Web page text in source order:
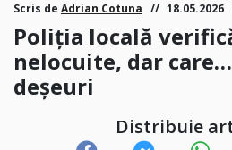
Scris de Adrian Cotuna 18.05.2026
Poliția locală
nelocuite, dar
deșeuri
Distribuie